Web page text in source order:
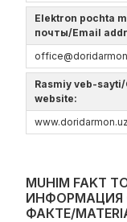
Elektron pochta
почты/Email
Rasmiy veb-
website:
www.doridarmon.uz
MUHIM FAKT
ИНФОРМАЦИЯ
ФАКТЕ/